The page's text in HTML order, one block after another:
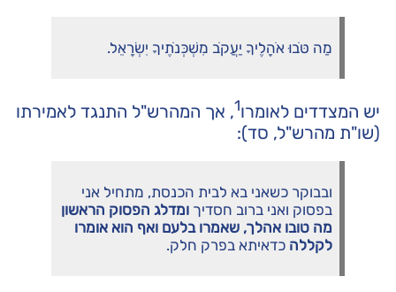
מַה טֹּבוּ אֹהָלֶיךָ יַעֲקֹב מִשְׁכְּנֹתֶיךָ יִשְׂרָאֵל.
יש המצדדים לאומרו1, אך המהרש"ל התנגד לאמירתו
(שו"ת מהרש"ל, סד):
ובבוקר כשאני בא לבית הכנסת, מתחיל אני
בפסוק ואני ברוב חסדיך ומדלג הפסוק הראשון
מה טובו אהלך, שאמרו בלעם ואף הוא אומרו
לקללה כדאיתא בפרק חלק.